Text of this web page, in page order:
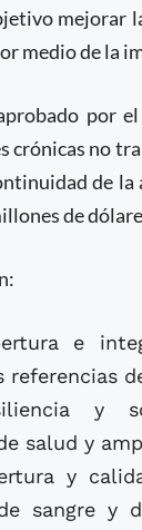
mejorar
medio de la
por
crónicas no
de
de
e
referencias
y
salud y
y
sangre y